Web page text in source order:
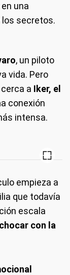
una
los secretos.
, un piloto
vida. Pero
a Iker, el
conexión
intensa.
empieza a
que todavía
escala
con la